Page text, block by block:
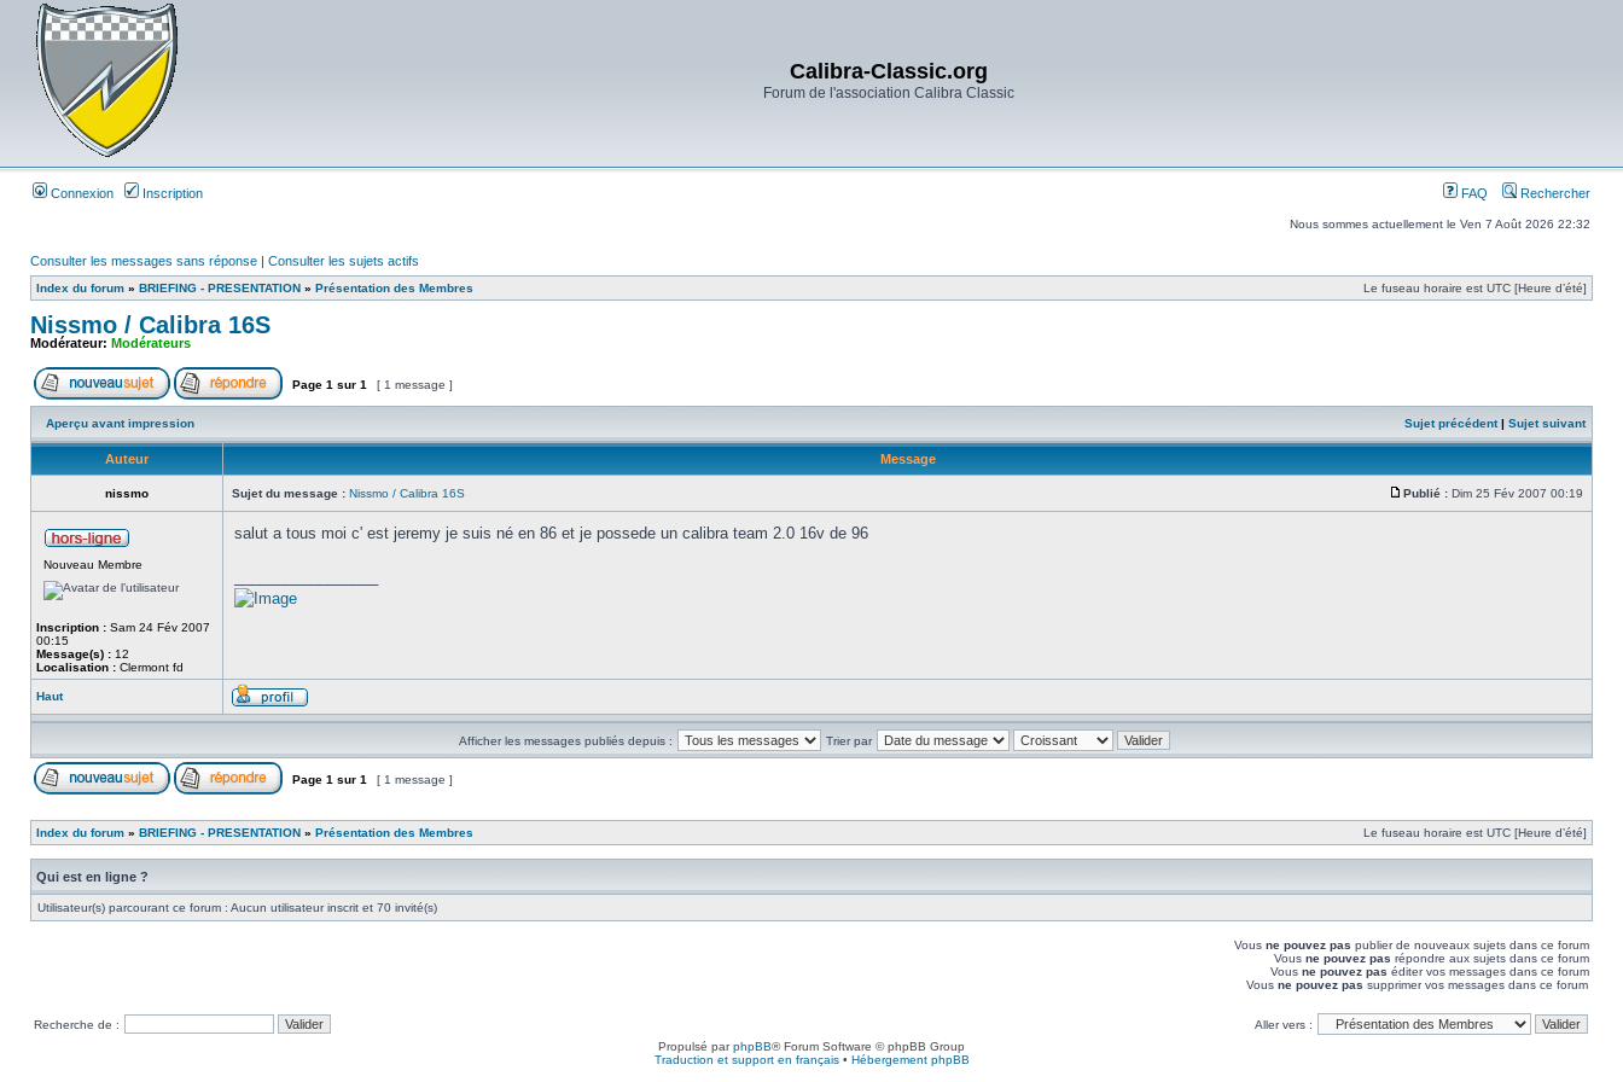
Calibra-Classic.org
Forum de l'association Calibra Classic
Connexion Inscription FAQ Rechercher
Nous sommes actuellement le Ven 7 Août 2026 22:32
Consulter les messages sans réponse | Consulter les sujets actifs
Index du forum » BRIEFING - PRESENTATION » Présentation des Membres Le fuseau horaire est UTC [Heure d’été]
Nissmo / Calibra 16S
Modérateur: Modérateurs
Page 1 sur 1 [ 1 message ]
Aperçu avant impression Sujet précédent| Sujet suivant
Auteur Message
nissmo Sujet du message : Nissmo / Calibra 16S Publié : Dim 25 Fév 2007 00:19
Nouveau Membre
Inscription : Sam 24 Fév 2007
00:15
Message(s) : 12
Localisation : Clermont fd
salut a tous moi c' est jeremy je suis né en 86 et je possede un calibra team 2.0 16v de 96
Haut
Afficher les messages publiés depuis : Trier par
Page 1 sur 1 [ 1 message ]
Index du forum » BRIEFING - PRESENTATION » Présentation des Membres Le fuseau horaire est UTC [Heure d’été]
Qui est en ligne ?
Utilisateur(s) parcourant ce forum : Aucun utilisateur inscrit et 70 invité(s)
Vous ne pouvez pas publier de nouveaux sujets dans ce forum
Vous ne pouvez pas répondre aux sujets dans ce forum
Vous ne pouvez pas éditer vos messages dans ce forum
Vous ne pouvez pas supprimer vos messages dans ce forum
Recherche de :
Aller vers :
Propulsé parphpBB® Forum Software © phpBB Group
Traduction et support en français• Hébergement phpBB